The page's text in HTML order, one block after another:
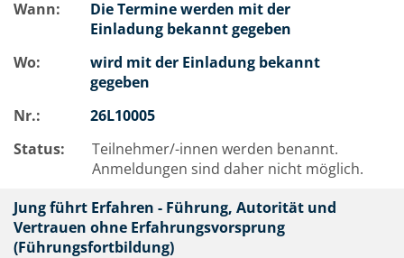
Wann:
Die Termine werden mit der
Einladung bekannt gegeben
Wo:
wird mit der Einladung bekannt
gegeben
Nr.:
26L10005
Status:
Teilnehmer/-innen werden benannt.
Anmeldungen sind daher nicht möglich.
Jung führt Erfahren - Führung, Autorität und
Vertrauen ohne Erfahrungsvorsprung
(Führungsfortbildung)